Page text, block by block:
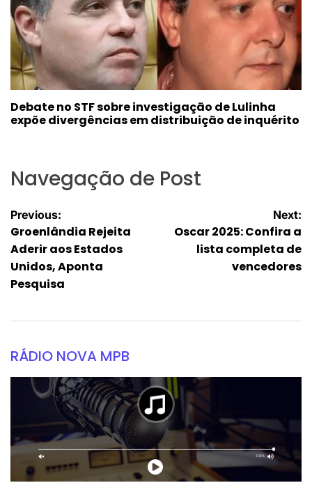
Debate no STF sobre investigação de Lulinha
expõe divergências em distribuição de inquérito
Navegação de Post
Previous:
Groenlândia Rejeita
Aderir aos Estados
Unidos, Aponta
Pesquisa
Next:
Oscar 2025: Confira a
lista completa de
vencedores
RÁDIO NOVA MPB